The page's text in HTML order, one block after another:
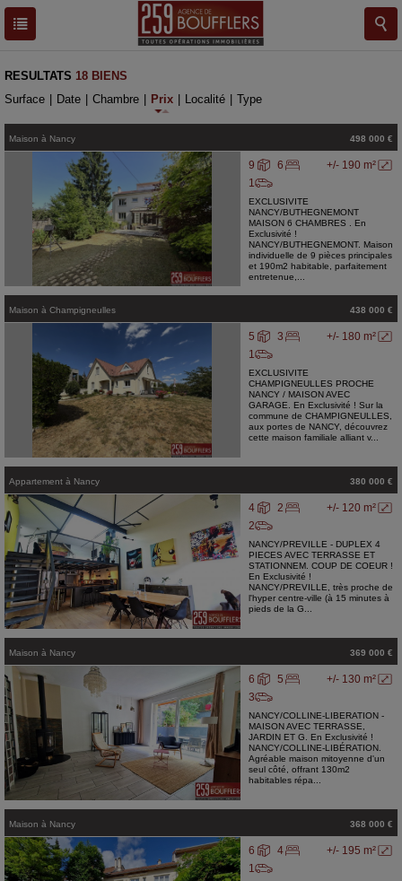
RESULTATS 18 BIENS
Surface
Date Chambre Prix Localité Type
Maison à Nancy 498 000 €
+/- 190 m²
9
6
1
EXCLUSIVITE
NANCY/BUTHEGNEMONT
MAISON 6 CHAMBRES . En
Exclusivité !
NANCY/BUTHEGNEMONT. Maison
individuelle de 9 pièces principales
et 190m2 habitable, parfaitement
entretenue,...
Maison à Champigneulles 438 000 €
+/- 180 m²
5
3
1
EXCLUSIVITE
CHAMPIGNEULLES PROCHE
NANCY / MAISON AVEC
GARAGE. En Exclusivité ! Sur la
commune de CHAMPIGNEULLES,
aux portes de NANCY, découvrez
cette maison familiale alliant v...
Appartement à Nancy 380 000 €
+/- 120 m²
4
2
2
NANCY/PREVILLE - DUPLEX 4
PIECES AVEC TERRASSE ET
STATIONNEM. COUP DE COEUR !
En Exclusivité !
NANCY/PREVILLE, très proche de
l'hyper centre-ville (à 15 minutes à
pieds de la G...
Maison à Nancy 369 000 €
+/- 130 m²
6
5
3
NANCY/COLLINE-LIBERATION -
MAISON AVEC TERRASSE,
JARDIN ET G. En Exclusivité !
NANCY/COLLINE-LIBÉRATION.
Agréable maison mitoyenne d'un
seul côté, offrant 130m2
habitables répa...
Maison à Nancy 368 000 €
+/- 195 m²
6
4
1